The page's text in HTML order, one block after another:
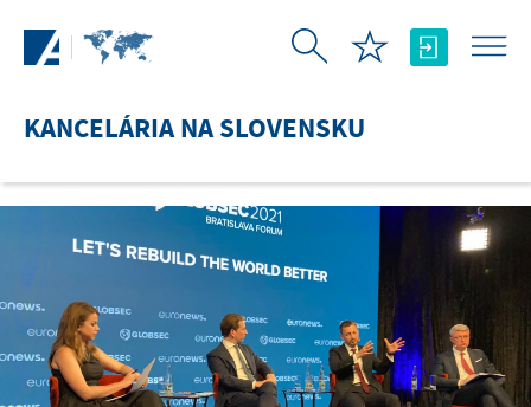
KANCELÁRIA NA SLOVENSKU